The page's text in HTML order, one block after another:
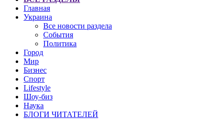
Главная
Украина
Все новости раздела
События
Политика
Город
Мир
Бизнес
Спорт
Lifestyle
Шоу-биз
Наука
БЛОГИ ЧИТАТЕЛЕЙ